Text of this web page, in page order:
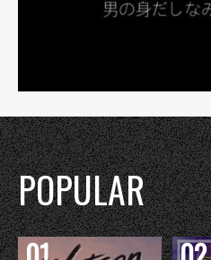
POPULAR